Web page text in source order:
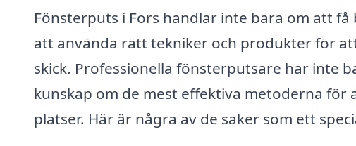
Fönsterputs i Fors handlar inte bara om att
att använda rätt tekniker och produkter för
skick. Professionella fönsterputsare har inte
kunskap om de mest effektiva metoderna
platser. Här är några av de saker som ett